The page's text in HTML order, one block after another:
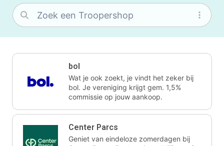
bol
Wat je ook zoekt, je vindt het zeker bij
bol. Je vereniging krijgt gem. 1,5%
commissie op jouw aankoop.
Center Parcs
Geniet van eindeloze zomerdagen bij